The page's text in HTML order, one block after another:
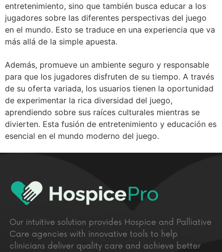
entretenimiento, sino que también busca educar a los
jugadores sobre las diferentes perspectivas del juego
en el mundo. Esto se traduce en una experiencia que va
más allá de la simple apuesta.
Además, promueve un ambiente seguro y responsable
para que los jugadores disfruten de su tiempo. A través
de su oferta variada, los usuarios tienen la oportunidad
de experimentar la rica diversidad del juego,
aprendiendo sobre sus raíces culturales mientras se
divierten. Esta fusión de entretenimiento y educación es
esencial en el mundo moderno del juego.
Our intuitive solution provides Hospice and Palliative
Care agencies with innovative tools to help
clinicians deliver quality care and achieve better